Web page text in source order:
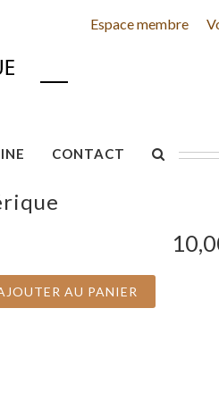
Espace membre
CONTACT
AU PANIER